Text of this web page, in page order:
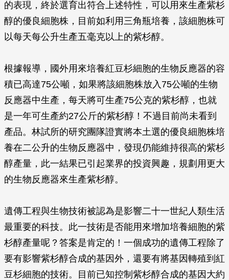
的表現，終於選育出符合上述特性，可以用來生產紫杉
醇的優良細胞株，目前如利用三角瓶培養，該細胞株可
以每天每公升生產五毫克以上的紫杉醇。
根據報導，國外用來培養紅豆杉細胞的生物反應器的容
積已高達75公噸，如果將該細胞株放入75公噸的生物
反應器中生產，每天將可生產75公克的紫杉醇，也就
是一年可生產約27公斤的紫杉醇！不過目前尚未看到
產品。林試所的研究團隊證實將本土選的優良細胞株培
養在二公升的生物反應器中，發現仍能維持很高的紫杉
醇產量，此一結果已引起業界的投資興趣，規劃用更大
的生物反應器來生產紫杉醇。
遺傳工程與生物技術被認為是影響二十一世紀人類生活
最重要的科技。此一技術是否能用來增加培養細胞的紫
杉醇產量呢？答案是肯定的！一個成功的遺傳工程除了
要有影響紫杉醇合成的基因外，還要有將基因轉殖到紅
豆杉細胞的技術。目前已知控制紫杉醇合成的基因大約